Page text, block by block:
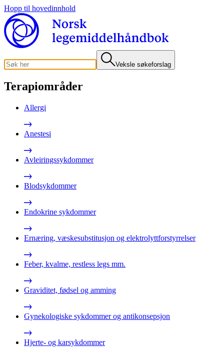
Hopp til hovedinnhold
Veksle søkeforslag
Terapiområder
Allergi
Anestesi
Avleiringssykdommer
Blodsykdommer
Endokrine sykdommer
Ernæring, væskesubstitusjon og elektrolyttforstyrrelser
Feber, kvalme, restless legs mm.
Graviditet, fødsel og amming
Gynekologiske sykdommer og antikonsepsjon
Hjerte- og karsykdommer